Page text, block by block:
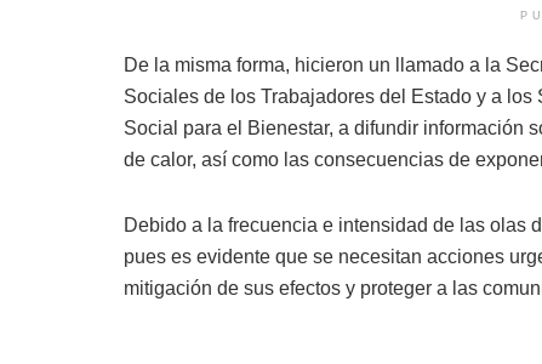
De la misma forma, hicieron un llamado a la
Sociales de los Trabajadores del Estado y a
Social para el Bienestar, a difundir información
de calor, así como las consecuencias de
Debido a la frecuencia e intensidad de las olas
pues es evidente que se necesitan acciones
mitigación de sus efectos y proteger a las